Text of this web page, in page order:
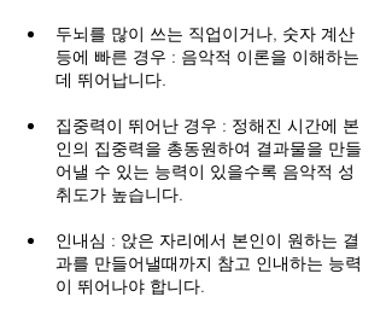
두뇌를 많이 쓰는 직업이거나, 숫자 계산
등에 빠른 경우 : 음악적 이론을 이해하는
데 뛰어납니다.
집중력이 뛰어난 경우 : 정해진 시간에 본
인의 집중력을 총동원하여 결과물을 만들
어낼 수 있는 능력이 있을수록 음악적 성
취도가 높습니다.
인내심 : 앉은 자리에서 본인이 원하는 결
과를 만들어낼때까지 참고 인내하는 능력
이 뛰어나야 합니다.